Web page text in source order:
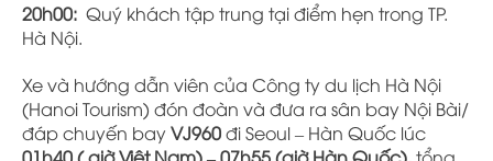
20h00: Quý khách tập trung tại điểm hẹn trong TP.
Hà Nội.
Xe và hướng dẫn viên của Công ty du lịch Hà Nội
(Hanoi Tourism) đón đoàn và đưa ra sân bay Nội Bài/
đáp chuyến bayVJ960đi Seoul – Hàn Quốc lúc